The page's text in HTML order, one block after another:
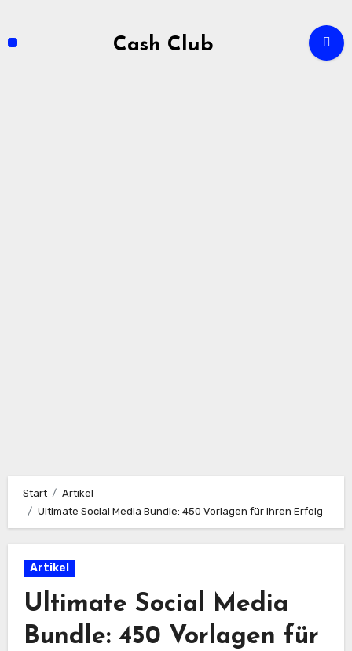
Cash Club
Start
Artikel
Ultimate Social Media Bundle: 450 Vorlagen für Ihren Erfolg
Artikel
Ultimate Social Media
Bundle: 450 Vorlagen für